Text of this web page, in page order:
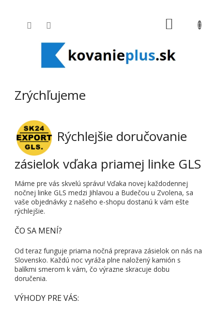
Zrýchľujeme
Rýchlejšie doručovanie
zásielok vďaka priamej linke GLS
Máme pre vás skvelú správu! Vďaka novej každodennej
nočnej linke GLS medzi Jihlavou a Budečou u Zvolena, sa
vaše objednávky z našeho e-shopu dostanú k vám ešte
rýchlejšie.
ČO SA MENÍ?
Od teraz funguje priama nočná preprava zásielok on nás na
Slovensko. Každú noc vyráža plne naložený kamión s
balíkmi smerom k vám, čo výrazne skracuje dobu
doručenia.
VÝHODY PRE VÁS: